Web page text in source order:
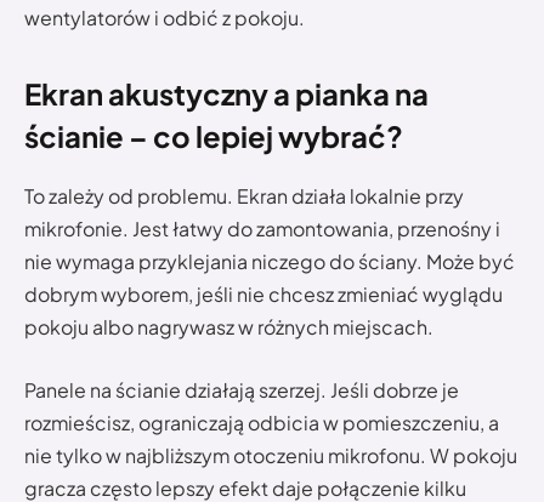
wentylatorów i odbić z pokoju.
Ekran akustyczny a pianka na
ścianie – co lepiej wybrać?
To zależy od problemu. Ekran działa lokalnie przy
mikrofonie. Jest łatwy do zamontowania, przenośny i
nie wymaga przyklejania niczego do ściany. Może być
dobrym wyborem, jeśli nie chcesz zmieniać wyglądu
pokoju albo nagrywasz w różnych miejscach.
Panele na ścianie działają szerzej. Jeśli dobrze je
rozmieścisz, ograniczają odbicia w pomieszczeniu, a
nie tylko w najbliższym otoczeniu mikrofonu. W pokoju
gracza często lepszy efekt daje połączenie kilku